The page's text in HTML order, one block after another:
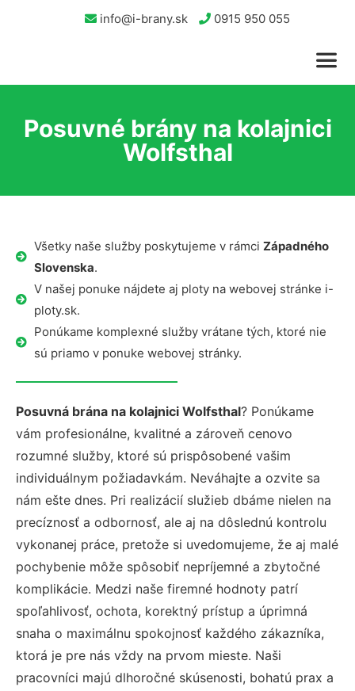
info@i-brany.sk 0915 950 055
Posuvné brány na kolajnici
Wolfsthal
Všetky naše služby poskytujeme v rámci Západného
Slovenska.
V našej ponuke nájdete aj ploty na webovej stránke i-
ploty.sk.
Ponúkame komplexné služby vrátane tých, ktoré nie
sú priamo v ponuke webovej stránky.
Posuvná brána na kolajnici Wolfsthal? Ponúkame
vám profesionálne, kvalitné a zároveň cenovo
rozumné služby, ktoré sú prispôsobené vašim
individuálnym požiadavkám. Neváhajte a ozvite sa
nám ešte dnes. Pri realizácií služieb dbáme nielen na
precíznosť a odbornosť, ale aj na dôslednú kontrolu
vykonanej práce, pretože si uvedomujeme, že aj malé
pochybenie môže spôsobiť nepríjemné a zbytočné
komplikácie. Medzi naše firemné hodnoty patrí
spoľahlivosť, ochota, korektný prístup a úprimná
snaha o maximálnu spokojnosť každého zákazníka,
ktorá je pre nás vždy na prvom mieste. Naši
pracovníci majú dlhoročné skúsenosti, bohatú prax a